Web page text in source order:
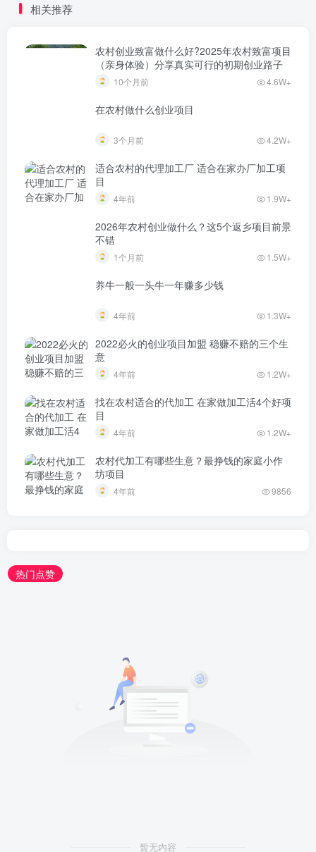
相关推荐
农村创业致富做什么好?2025年农村致富项目
（亲身体验）分享真实可行的初期创业路子
10个月前 4.6W+
在农村做什么创业项目
3个月前 4.2W+
适合农村的代理加工厂 适合在家办厂加工项
目
4年前 1.9W+
2026年农村创业做什么？这5个返乡项目前景
不错
1个月前 1.5W+
养牛一般一头牛一年赚多少钱
4年前 1.3W+
2022必火的创业项目加盟 稳赚不赔的三个生
意
4年前 1.2W+
找在农村适合的代加工 在家做加工活4个好项
目
4年前 1.2W+
农村代加工有哪些生意？最挣钱的家庭小作
坊项目
4年前 9856
热门点赞
暂无内容